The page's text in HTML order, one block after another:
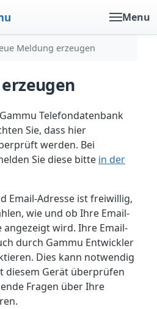
Menu
Meldung erzeugen
Telefondatenbank
Sie, dass hier
werden. Bei
Sie diese bitte in der
Email-Adresse ist freiwillig,
wie und ob Ihre Email-
angezeigt wird. Ihre Email-
durch Gammu Entwickler
Dies kann notwendig
diesem Gerät überprüfen
Fragen über Ihre